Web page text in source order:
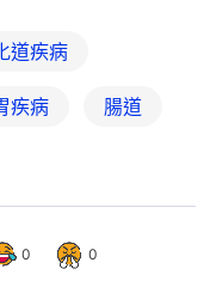
道疾病
疾病 腸道
0 0